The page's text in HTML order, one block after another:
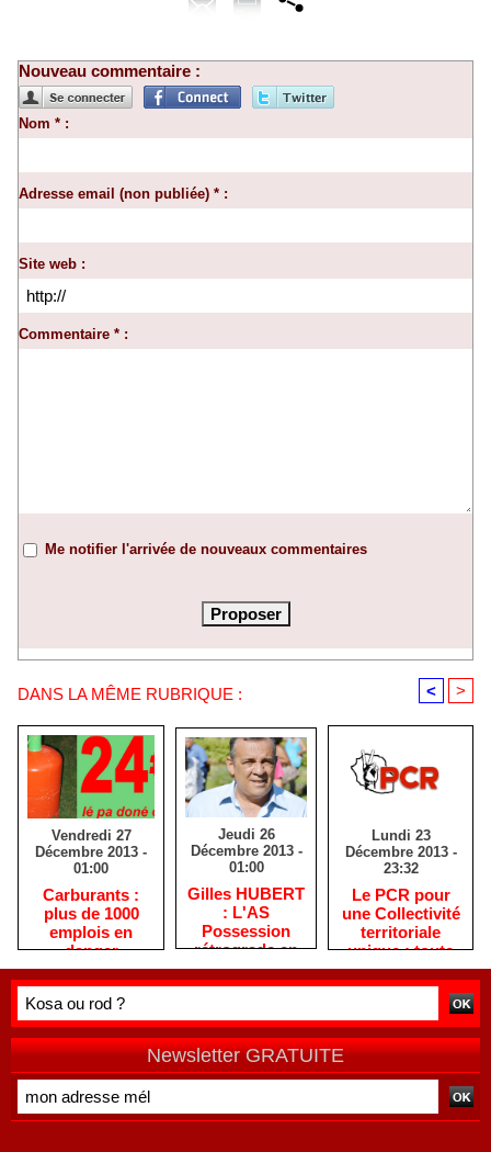
Nouveau commentaire :
Nom * :
Adresse email (non publiée) * :
Site web :
Commentaire * :
Me notifier l'arrivée de nouveaux commentaires
DANS LA MÊME RUBRIQUE : < >
Vendredi 27
Décembre 2013 -
01:00
Carburants :
plus de 1000
emplois en
danger
Jeudi 26
Décembre 2013 -
01:00
Gilles HUBERT
: L'AS
Possession
rétrograde en
deuxième
division
Lundi 23
Décembre 2013 -
23:32
Le PCR pour
une Collectivité
territoriale
unique : toute
autre prise de
position ne peut
qu'individuelle
Newsletter GRATUITE